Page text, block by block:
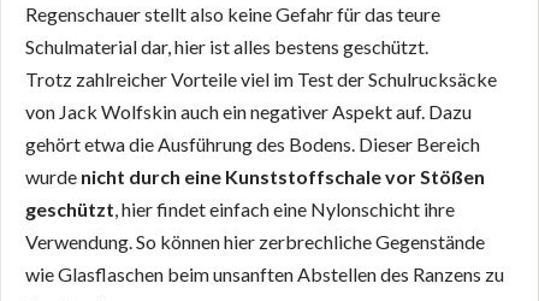
Regenschauer stellt also keine Gefahr für das teure
Schulmaterial dar, hier ist alles bestens geschützt.
Trotz zahlreicher Vorteile viel im Test der Schulrucksäcke
von Jack Wolfskin auch ein negativer Aspekt auf. Dazu
gehört etwa die Ausführung des Bodens. Dieser Bereich
wurde nicht durch eine Kunststoffschale vor Stößen
geschützt , hier findet einfach eine Nylonschicht ihre
Verwendung. So können hier zerbrechliche Gegenstände
wie Glasflaschen beim unsanften Abstellen des Ranzens zu